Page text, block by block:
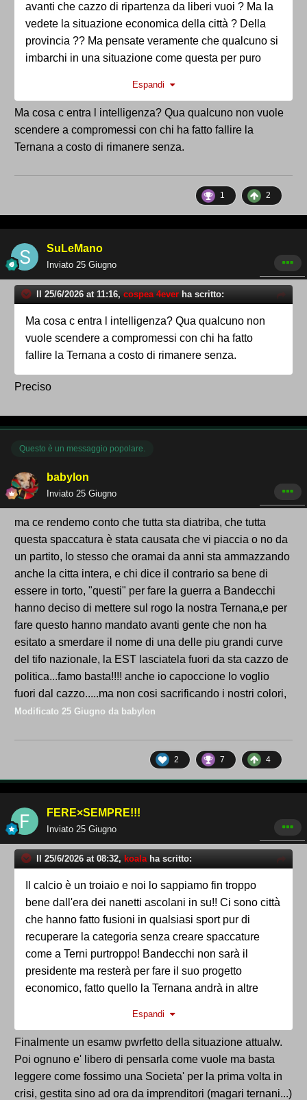
avanti che cazzo di ripartenza da liberi vuoi ? Ma la
vedete la situazione economica della città ? Della
provincia ?? Ma pensate veramente che qualcuno si
imbarchi in una situazione come questa per puro
famiglia Agnelli ce sta solo una o di famiglia
Berlusconi. Evitate di continuare con questa tiritera
perché non ci fate una bella figura sapendo come
stiamo messi
Espandi
Ma cosa c entra l intelligenza? Qua qualcuno non vuole
scendere a compromessi con chi ha fatto fallire la
Ternana a costo di rimanere senza.
1 2
SuLeMano
Inviato 25 Giugno
Il 25/6/2026 at 11:16, cospea 4ever ha scritto:
Ma cosa c entra l intelligenza? Qua qualcuno non
vuole scendere a compromessi con chi ha fatto
fallire la Ternana a costo di rimanere senza.
Preciso
Questo è un messaggio popolare.
babylon
Inviato 25 Giugno
ma ce rendemo conto che tutta sta diatriba, che tutta
questa spaccatura è stata causata che vi piaccia o no da
un partito, lo stesso che oramai da anni sta ammazzando
anche la citta intera, e chi dice il contrario sa bene di
essere in torto, "questi" per fare la guerra a Bandecchi
hanno deciso di mettere sul rogo la nostra Ternana,e per
fare questo hanno mandato avanti gente che non ha
esitato a smerdare il nome di una delle piu grandi curve
del tifo nazionale, la EST lasciatela fuori da sta cazzo de
politica...famo basta!!!! anche io capoccione lo voglio
fuori dal cazzo.....ma non cosi sacrificando i nostri colori,
Modificato 25 Giugno da babylon
2 7 4
FERE×SEMPRE!!!
Inviato 25 Giugno
Il 25/6/2026 at 08:32, koala ha scritto:
Il calcio è un troiaio e noi lo sappiamo fin troppo
bene dall'era dei nanetti ascolani in su!! Ci sono città
che hanno fatto fusioni in qualsiasi sport pur di
recuperare la categoria senza creare spaccature
come a Terni purtroppo! Bandecchi non sarà il
presidente ma resterà per fare il suo progetto
economico, fatto quello la Ternana andrà in altre
come fatto ai tempi dei longarini Z dei body guard,
dei numeri scritti a pennarello, e quante altre ne
abbiamo viste ma ora tutti verginelli contro
Bandecchi, simpatico come due dita nel cxxo
sicuramente ma anche l'unico che si è mosso per
Espandi
Finalmente un esamw pwrfetto della situazione attualw.
Poi ognuno e' libero di pensarla come vuole ma basta
leggere come fossimo una Societa' per la prima volta in
crisi, gestita sino ad ora da imprenditori (magari ternani...)